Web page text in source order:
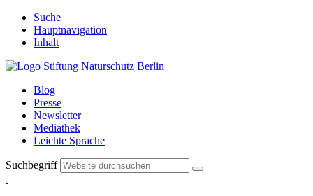
Suche
Hauptnavigation
Inhalt
Blog
Presse
Newsletter
Mediathek
Leichte Sprache
Suchbegriff